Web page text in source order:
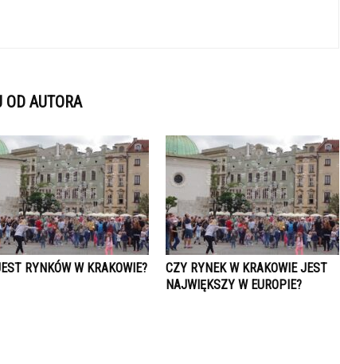
OD AUTORA
RYNKÓW W KRAKOWIE?
CZY RYNEK W KRAKOWIE JEST
NAJWIĘKSZY W EUROPIE?